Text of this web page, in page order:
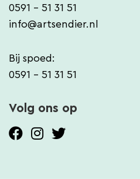
0591 - 51 31 51
info@artsendier.nl
Bij spoed:
0591 - 51 31 51
Volg ons op